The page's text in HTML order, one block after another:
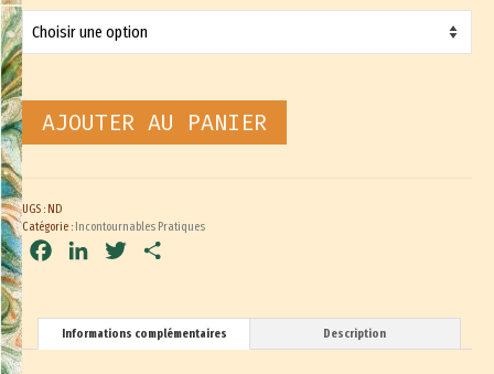
AJOUTER AU PANIER
UGS : ND
Catégorie : Incontournables Pratiques
FacebookLinkedInTwitter
Informations complémentaires Description